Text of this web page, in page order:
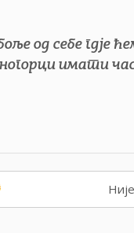
од себе гдје
имати